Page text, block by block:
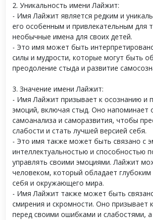
2. Уникальность имени Лайжит:
- Имя Лайжит является редким и
его особенным и привлекательным для
необычные имена для своих детей.
- Это имя может быть
силы и мудрости, которые могут быть
преодоление стыда и развитие
3. Значение имени Лайжит:
- Имя Лайжит призывает к осознанию и
эмоций, включая стыд. Оно напоминает
самоанализа и саморазвития, чтобы
слабости и стать лучшей версией себя.
- Это имя также может быть связано с
интеллектуальностью и способностью
управлять своими эмоциями. Лайжит
человеком, который обладает
себя и окружающего мира.
- Имя Лайжит также может быть
смирения и скромности. Оно призывает
перед своими ошибками и слабостями,